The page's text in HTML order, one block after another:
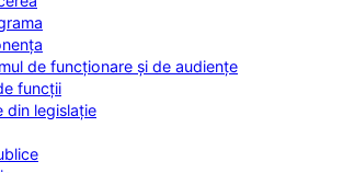
de funcționare și de audiențe
funcții
din legislație